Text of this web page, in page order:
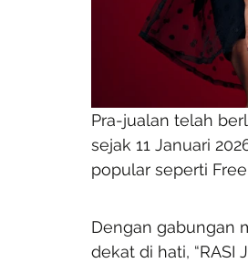
Pra-jualan telah
sejak 11 Januari
popular seperti
Dengan gabungan
dekat di hati, “RASI